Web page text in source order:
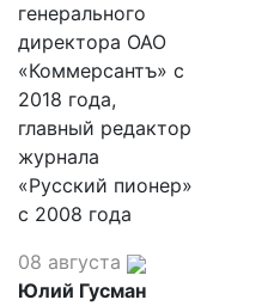
генерального
директора ОАО
«Коммерсантъ» с
2018 года,
главный редактор
журнала
«Русский пионер»
с 2008 года
08 августа
Юлий Гусман